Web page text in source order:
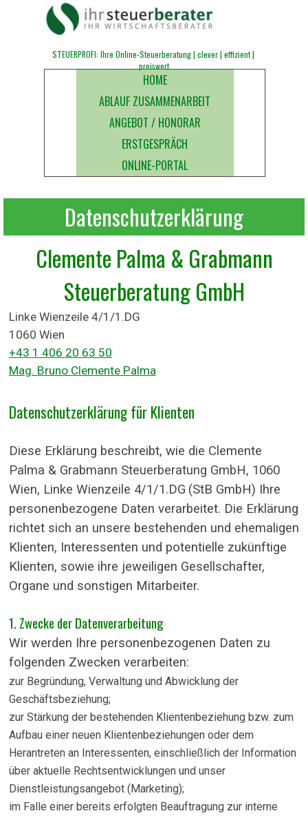
Direkt zum Seiteninhalt
Menü überspringen
HOME
ABLAUF ZUSAMMENARBEIT
ANGEBOT / HONORAR
ERSTGESPRÄCH
ONLINE-PORTAL
STEUERPROFI: Ihre Online-Steuerberatung | clever | effizient |
preiswert
Datenschutzerklärung
Clemente Palma & Grabmann
Steuerberatung GmbH
Linke Wienzeile 4/1/1.DG
1060 Wien
+43 1 406 20 63 50
Mag. Bruno Clemente Palma
Datenschutzerklärung für Klienten
Diese Erklärung beschreibt, wie die Clemente
Palma & Grabmann Steuerberatung GmbH, 1060
Wien, Linke Wienzeile 4/1/1.DG (StB GmbH) Ihre
personenbezogene Daten verarbeitet. Die Erklärung
richtet sich an unsere bestehenden und ehemaligen
Klienten, Interessenten und potentielle zukünftige
Klienten, sowie ihre jeweiligen Gesellschafter,
Organe und sonstigen Mitarbeiter.
1. Zwecke der Datenverarbeitung
Wir werden Ihre personenbezogenen Daten zu
folgenden Zwecken verarbeiten:
zur Begründung, Verwaltung und Abwicklung der
Geschäftsbeziehung;
zur Stärkung der bestehenden Klientenbeziehung bzw. zum
Aufbau einer neuen Klientenbeziehungen oder dem
Herantreten an Interessenten, einschließlich der Information
über aktuelle Rechtsentwicklungen und unser
Dienstleistungsangebot (Marketing);
im Falle einer bereits erfolgten Beauftragung zur interne